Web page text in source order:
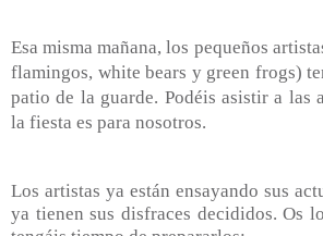
Esa misma mañana, los pequeños
flamingos, white bears y green frogs)
patio de la guarde. Podéis asistir a las
la fiesta es para nosotros.
Los artistas ya están ensayando sus
ya tienen sus disfraces decididos. Os